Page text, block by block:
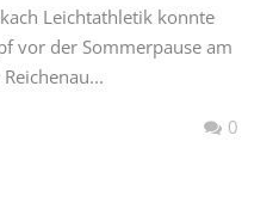
Leichtathletik konnte
vor der Sommerpause am
0